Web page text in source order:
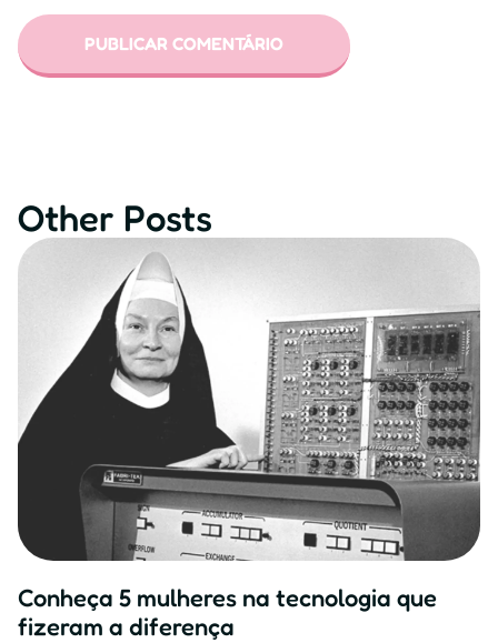
Other Posts
Conheça 5 mulheres na tecnologia que
fizeram a diferença